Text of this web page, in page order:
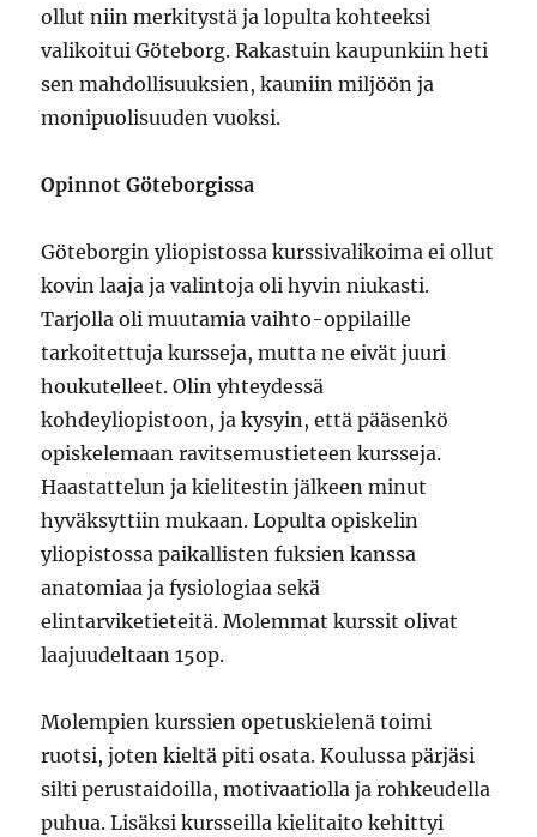
ollut niin merkitystä ja lopulta kohteeksi
valikoitui Göteborg. Rakastuin kaupunkiin heti
sen mahdollisuuksien, kauniin miljöön ja
monipuolisuuden vuoksi.
Opinnot Göteborgissa
Göteborgin yliopistossa kurssivalikoima ei ollut
kovin laaja ja valintoja oli hyvin niukasti.
Tarjolla oli muutamia vaihto-oppilaille
tarkoitettuja kursseja, mutta ne eivät juuri
houkutelleet. Olin yhteydessä
kohdeyliopistoon, ja kysyin, että pääsenkö
opiskelemaan ravitsemustieteen kursseja.
Haastattelun ja kielitestin jälkeen minut
hyväksyttiin mukaan. Lopulta opiskelin
yliopistossa paikallisten fuksien kanssa
anatomiaa ja fysiologiaa sekä
elintarviketieteitä. Molemmat kurssit olivat
laajuudeltaan 15op.
Molempien kurssien opetuskielenä toimi
ruotsi, joten kieltä piti osata. Koulussa pärjäsi
silti perustaidoilla, motivaatiolla ja rohkeudella
puhua. Lisäksi kursseilla kielitaito kehittyi